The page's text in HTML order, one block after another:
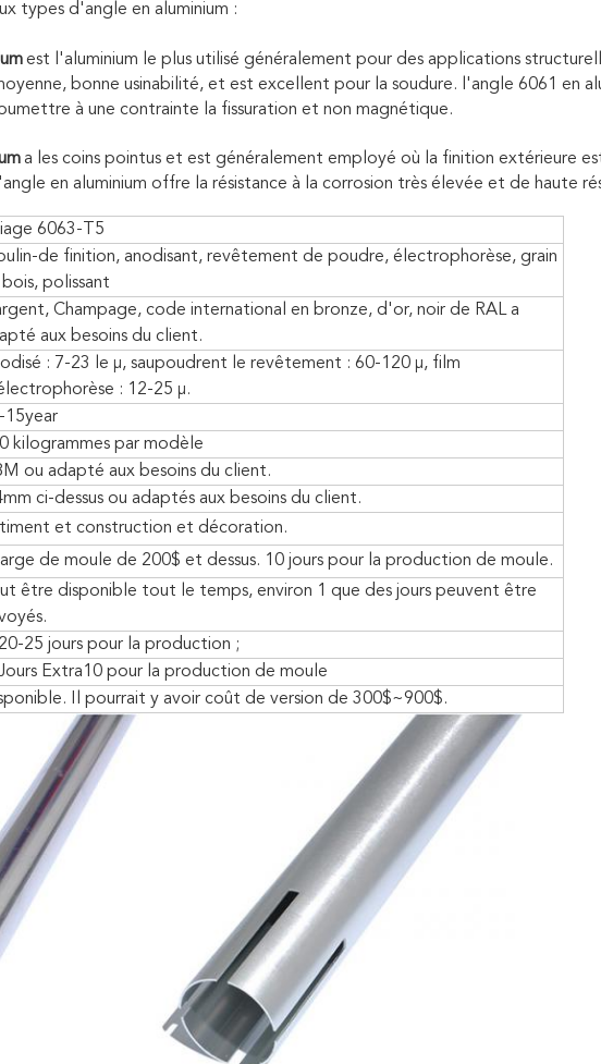
types d'angle en aluminium :
est l'aluminium le plus utilisé généralement pour des applications
bonne usinabilité, et est excellent pour la soudure. l'angle 6061 en
à une contrainte la fissuration et non magnétique.
a les coins pointus et est généralement employé où la finition extérieure
en aluminium offre la résistance à la corrosion très élevée et de haute
6063-T5
de finition, anodisant, revêtement de poudre, électrophorèse, grain
polissant
Champage, code international en bronze, d'or, noir de RAL a
aux besoins du client.
: 7-23 le μ, saupoudrent le revêtement : 60-120 μ, film
: 12-25 μ.
15year
kilogrammes par modèle
ou adapté aux besoins du client.
ci-dessus ou adaptés aux besoins du client.
et construction et décoration.
de moule de 200$ et dessus. 10 jours pour la production de moule.
être disponible tout le temps, environ 1 que des jours peuvent être
25 jours pour la production ;
Extra10 pour la production de moule
Il pourrait y avoir coût de version de 300$~900$.